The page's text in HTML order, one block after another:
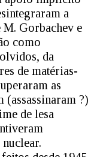
a
Gorbachev e
como
da
de matérias-
as
(assassinaram ?)
de lesa